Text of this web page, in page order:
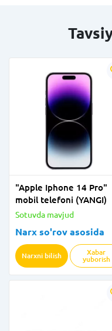
"Apple Iphone 14 Pro"
mobil telefoni (YANGI)
Sotuvda mavjud
Narx so'rov asosida
Narxni bilish
Xabar
yuborish